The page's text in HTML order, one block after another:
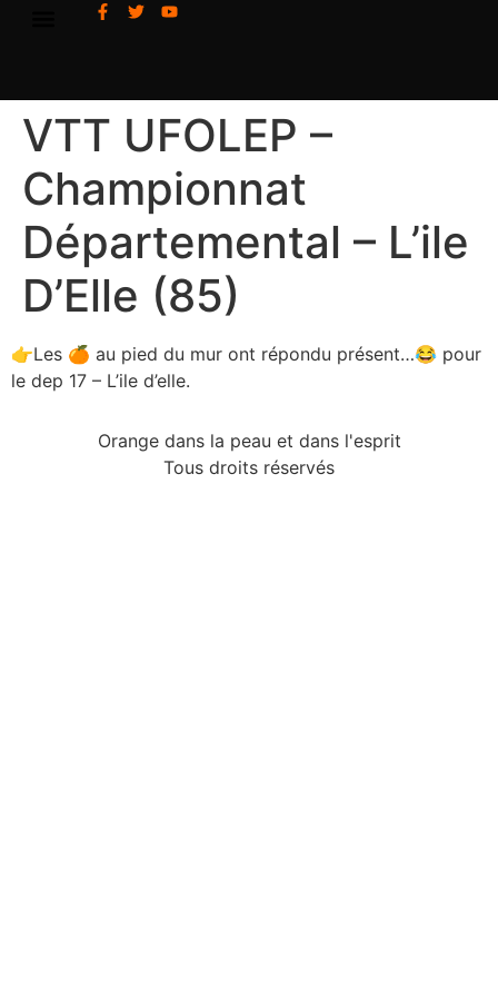
VTT UFOLEP –
Championnat
Départemental – L’ile
D’Elle (85)
👉Les 🍊 au pied du mur ont répondu présent…😂 pour
le dep 17 – L’ile d’elle.
Orange dans la peau et dans l'esprit
Tous droits réservés